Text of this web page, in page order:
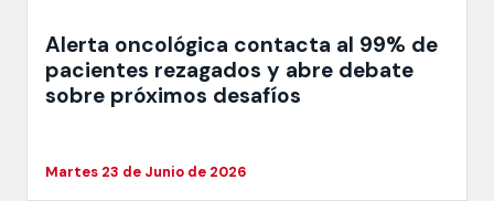
Alerta oncológica contacta al 99% de
pacientes rezagados y abre debate
sobre próximos desafíos
Martes 23 de Junio de 2026